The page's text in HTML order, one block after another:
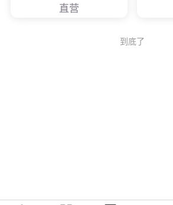
直营
到底了